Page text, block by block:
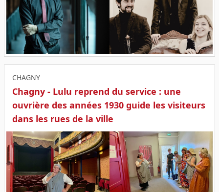
CHAGNY
Chagny - Lulu reprend du service : une
ouvrière des années 1930 guide les visiteurs
dans les rues de la ville